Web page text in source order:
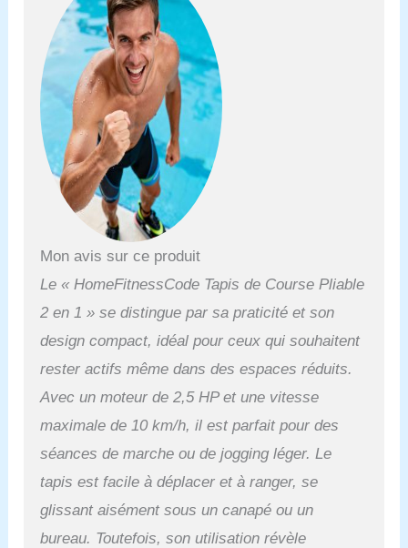
Mon avis sur ce produit
Le « HomeFitnessCode Tapis de Course Pliable
2 en 1 » se distingue par sa praticité et son
design compact, idéal pour ceux qui souhaitent
rester actifs même dans des espaces réduits.
Avec un moteur de 2,5 HP et une vitesse
maximale de 10 km/h, il est parfait pour des
séances de marche ou de jogging léger. Le
tapis est facile à déplacer et à ranger, se
glissant aisément sous un canapé ou un
bureau. Toutefois, son utilisation révèle